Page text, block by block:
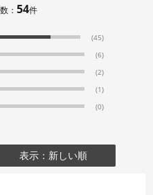
： 54件
(45)
(6)
(2)
(1)
(0)
表示：新しい順